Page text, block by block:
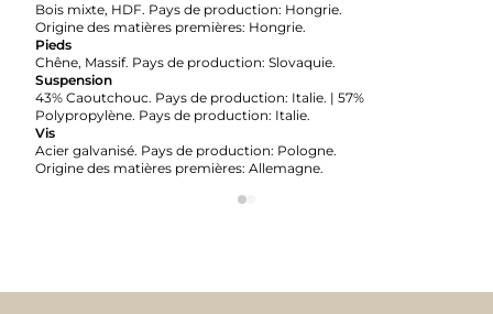
Bois mixte, HDF. Pays de production: Hongrie.
Origine des matières premières: Hongrie.
Pieds
Chêne, Massif. Pays de production: Slovaquie.
Suspension
43% Caoutchouc. Pays de production: Italie. | 57%
Polypropylène. Pays de production: Italie.
Vis
Acier galvanisé. Pays de production: Pologne.
Origine des matières premières: Allemagne.